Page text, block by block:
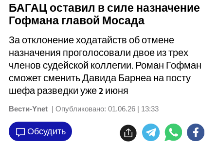
БАГАЦ оставил в силе назначение
Гофмана главой Мосада
За отклонение ходатайств об отмене
назначения проголосовали двое из трех
членов судейской коллегии. Роман Гофман
сможет сменить Давида Барнеа на посту
шефа разведки уже 2 июня
Вести-Ynet | Опубликовано: 01.06.26 | 13:33
Обсудить